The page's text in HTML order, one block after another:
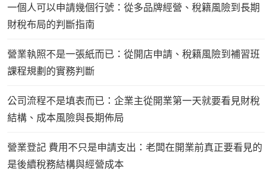
一個人可以申請幾個行號：從多品牌經營、稅籍風險到長期
財稅布局的判斷指南
營業執照不是一張紙而已：從開店申請、稅籍風險到補習班
課程規劃的實務判斷
公司流程不是填表而已：企業主從開業第一天就要看見財稅
結構、成本風險與長期佈局
營業登記 費用不只是申請支出：老闆在開業前真正要看見的
是後續稅務結構與經營成本